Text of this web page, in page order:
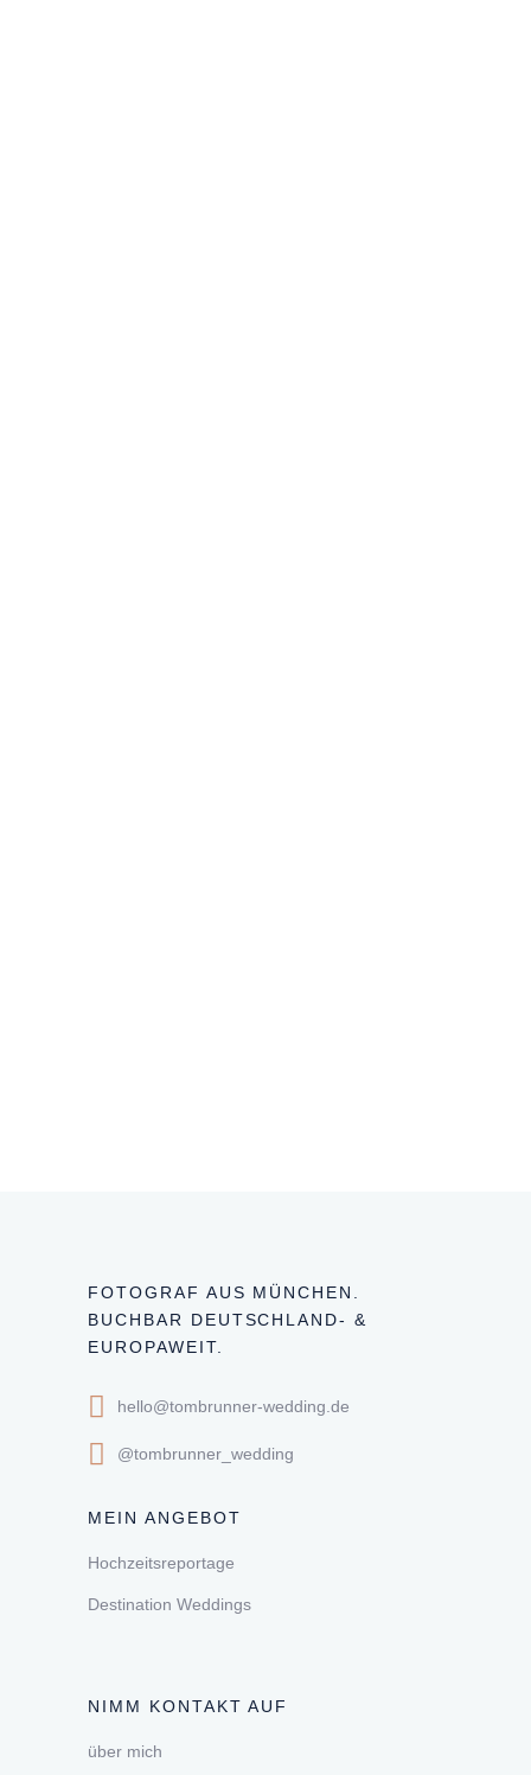
FOTOGRAF AUS MÜNCHEN.
BUCHBAR DEUTSCHLAND- &
EUROPAWEIT.
hello@tombrunner-wedding.de
@tombrunner_wedding
MEIN ANGEBOT
Hochzeitsreportage
Destination Weddings
NIMM KONTAKT AUF
über mich